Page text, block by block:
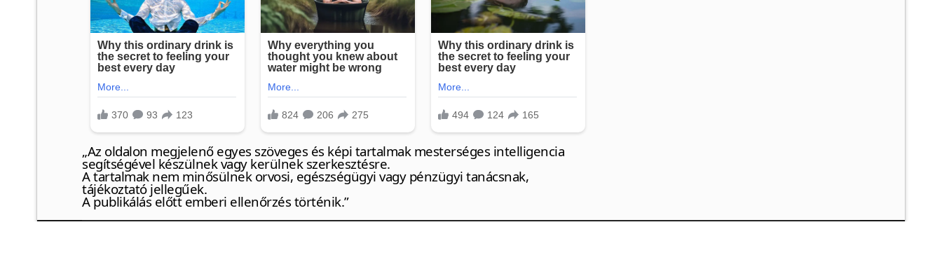
„Az oldalon megjelenő egyes szöveges és képi tartalmak mesterséges intelligencia
segítségével készülnek vagy kerülnek szerkesztésre.
A tartalmak nem minősülnek orvosi, egészségügyi vagy pénzügyi tanácsnak,
tájékoztató jellegűek.
A publikálás előtt emberi ellenőrzés történik.”